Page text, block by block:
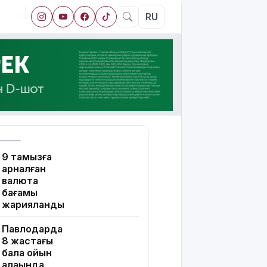
RU
9 тамызға
арналған
валюта
бағамы
жарияланды
Павлодарда
8 жастағы
бала ойын